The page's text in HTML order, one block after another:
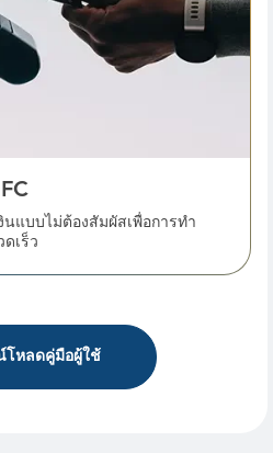
นแบบไม่ต้องสัมผัสเพื่อการทํา
เร็ว
โหลดคู่มือผู้ใช้